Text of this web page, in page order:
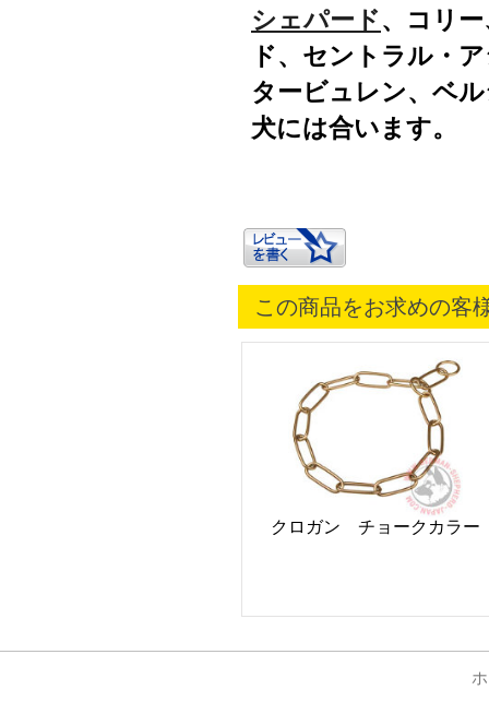
シェパード、コリ
ド、セントラル・
タービュレン、ベ
犬には合います。
この商品をお求めの客
クロガン チョークカラー